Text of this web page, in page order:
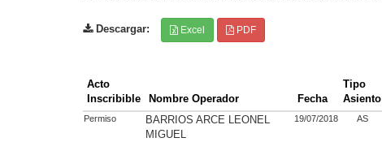
Descargar: Excel PDF
Acto
Inscribible
Nombre Operador Fecha
Tipo
Asiento
Permiso
BARRIOS ARCE LEONEL
MIGUEL
19/07/2018 AS